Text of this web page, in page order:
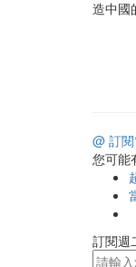
造中國
@ 訂
您可能
訂閱週